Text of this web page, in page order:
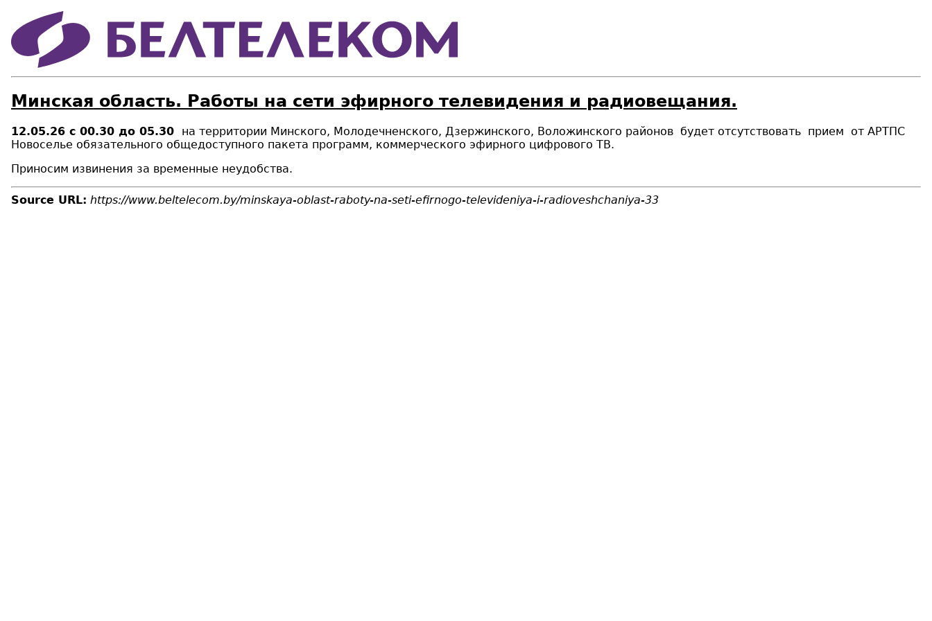
Минская область. Работы на сети эфирного телевидения и радиовещания.
12.05.26 с 00.30 до 05.30 на территории Минского, Молодечненского, Дзержинского, Воложинского районов будет отсутствовать прием от АРТПС
Новоселье обязательного общедоступного пакета программ, коммерческого эфирного цифрового ТВ.
Приносим извинения за временные неудобства.
Source URL: https://www.beltelecom.by/minskaya-oblast-raboty-na-seti-efirnogo-televideniya-i-radioveshchaniya-33